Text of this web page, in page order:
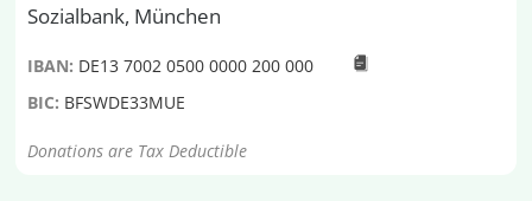
Sozialbank, München
IBAN: DE13 7002 0500 0000 200 000
BIC: BFSWDE33MUE
Donations are Tax Deductible